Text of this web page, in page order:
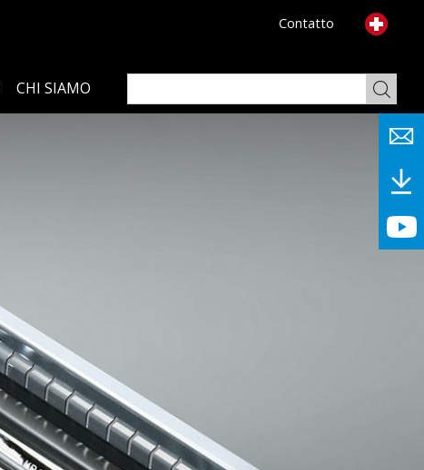
Contatto
CHI SIAMO